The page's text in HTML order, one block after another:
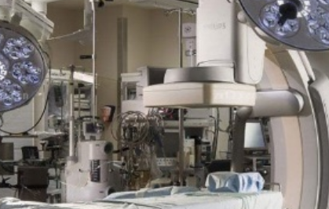
净化实验室